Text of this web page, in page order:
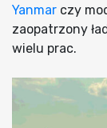
Yanmar czy
zaopatrzony
wielu prac.